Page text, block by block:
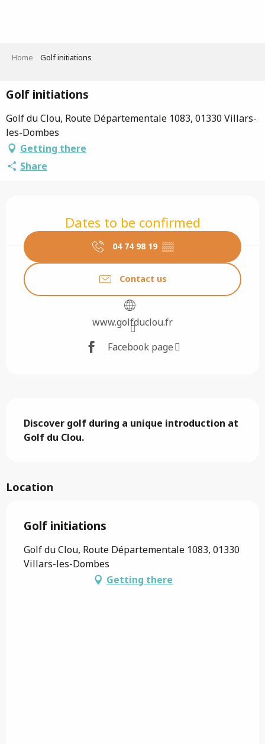
Home Golf initiations
Golf initiations
Golf du Clou, Route Départementale 1083, 01330 Villars-
les-Dombes
Getting there
Share
Dates to be confirmed
04 74 98 19 ▒▒
Contact us
www.golfduclou.fr
Facebook page
Discover golf during a unique introduction at
Golf du Clou.
Location
Golf initiations
Golf du Clou, Route Départementale 1083, 01330
Villars-les-Dombes
Getting there